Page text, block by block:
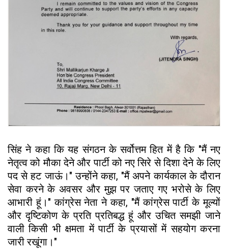
सिंह ने कहा कि यह संगठन के सर्वोत्तम हित में है कि "मैं नए
नेतृत्व को मौका देने और पार्टी को नए सिरे से दिशा देने के लिए
पद से हट जाऊं।" उन्होंने कहा, "मैं अपने कार्यकाल के दौरान
सेवा करने के अवसर और मुझ पर जताए गए भरोसे के लिए
आभारी हूं।" कांग्रेस नेता ने कहा, "मैं कांग्रेस पार्टी के मूल्यों
और दृष्टिकोण के प्रति प्रतिबद्ध हूं और उचित समझी जाने
वाली किसी भी क्षमता में पार्टी के प्रयासों में सहयोग करना
जारी रखूंगा।"